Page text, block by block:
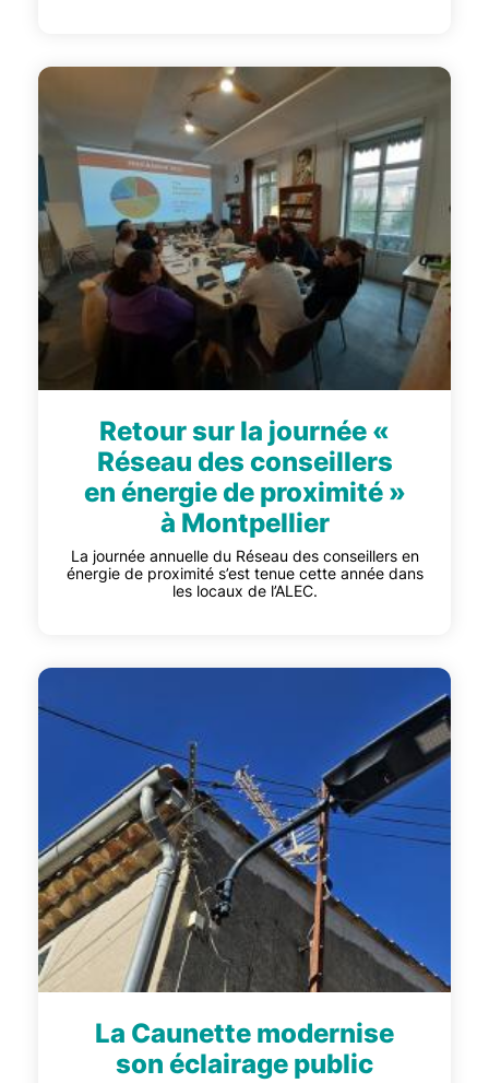
Retour sur la journée «
Réseau des conseillers
en énergie de proximité »
à Montpellier
La journée annuelle du Réseau des conseillers en
énergie de proximité s’est tenue cette année dans
les locaux de l’ALEC.
La Caunette modernise
son éclairage public